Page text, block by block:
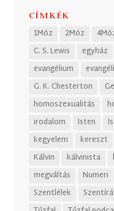
CÍMKÉK
1Móz 2Móz
C. S. Lewis
egyház
evangélium
G. K. Chesterton
homoszexualitás
irodalom
Isten
kegyelem
kereszt
Kálvin
kálvinista
megváltás
Numeri
Szentlélek